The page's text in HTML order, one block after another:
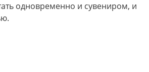
одновременно и сувениром, и